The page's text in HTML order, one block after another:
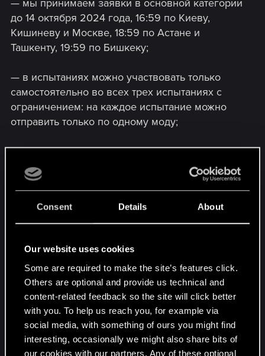
Consent Details About
Our website uses cookies
Some are required to make the site’s features click.
Others are optional and provide us technical and
content-related feedback so the site will click better
with you. To help us reach you, for example via
social media, with something of ours you might find
interesting, occasionally we might also share bits of
our cookies with our partners. Any of these optional
— мы принимаем заявки в основной категории
до 14 октября 2024 года, 16:59 по Киеву,
Кишиневу и Москве, 18:59 по Астане и
Ташкенту, 19:59 по Бишкеку;
— в испытаниях можно участвовать только
самостоятельно во всех трех испытаниях с
ограничением: на каждое испытание можно
отправить только по одному моду;
— заявки на участие в испытаниях подаются в
сроки, когда будет объявлена тема испытания;
— мы принимаем только моды,
опубликованные в сети не ранее 16 апреля
2024 года, 14:00 по Киеву, Кишиневу и
по Бишкеку;
— загруженные моды можно обновлять и
дополнять вплоть до тех пор, пока не
закроется прием заявок.
Судьями конкурса выступят сотрудники CD